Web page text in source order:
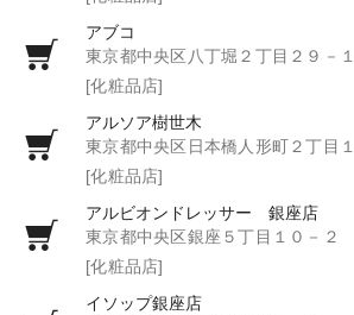
アブコ
東京都中央区八丁堀２丁目２９－１
[化粧品店]
アルソア樹世木
東京都中央区日本橋人形町２丁目
[化粧品店]
アルビオンドレッサー 銀座店
東京都中央区銀座５丁目１０－２
[化粧品店]
イソップ銀座店